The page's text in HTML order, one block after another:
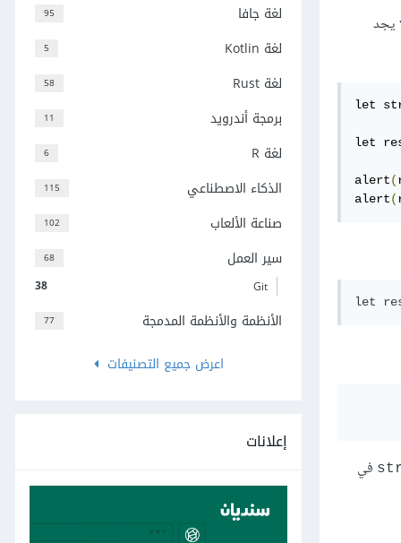
يجد
let
let
alert(
alert(
في
95 لغة جافا
5 لغة Kotlin
58 لغة Rust
11 برمجة أندرويد
6 لغة R
115 الذكاء الاصطناعي
102 صناعة الألعاب
68 سير العمل
38 Git
77
الأنظمة والأنظمة المدمجة
اعرض جميع التصنيفات
إعلانات